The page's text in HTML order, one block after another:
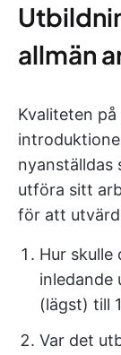
allmän
Kvaliteten
utföra sitt
för att
Hur
inledande
(lägst) till
Var det